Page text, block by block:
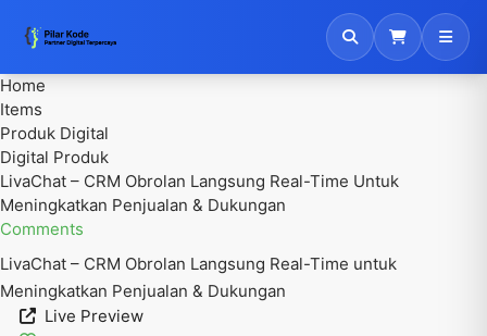
Home
Items
Produk Digital
Digital Produk
LivaChat – CRM Obrolan Langsung Real-Time Untuk
Meningkatkan Penjualan & Dukungan
Comments
LivaChat – CRM Obrolan Langsung Real-Time untuk
Meningkatkan Penjualan & Dukungan
Live Preview